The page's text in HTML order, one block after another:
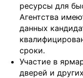
ресурсы для
Агентства
данных
сроки.
Участие в
дверей и